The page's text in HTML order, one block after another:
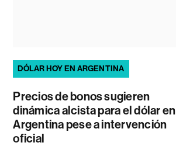
DÓLAR HOY EN ARGENTINA
Precios de bonos sugieren
dinámica alcista para el dólar en
Argentina pese a intervención
oficial